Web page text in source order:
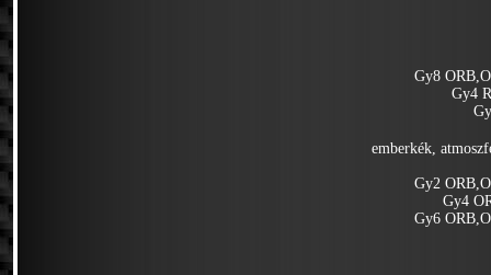
Gy8
Gy4
emberkék,
Gy2
Gy4
Gy6